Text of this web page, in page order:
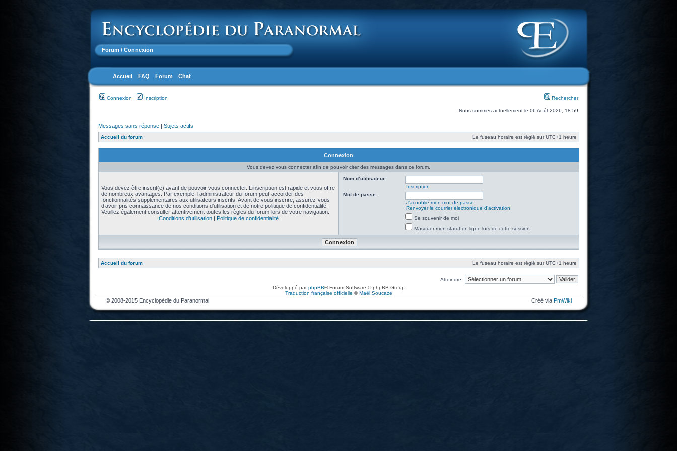
Forum / Connexion
Accueil FAQ Forum Chat
Connexion Inscription Rechercher
Nous sommes actuellement le 06 Août 2026, 18:59
Messages sans réponse| Sujets actifs
Accueil du forum Le fuseau horaire est réglé sur UTC+1 heure
Connexion
Vous devez vous connecter afin de pouvoir citer des messages dans ce forum.
Vous devez être inscrit(e) avant de pouvoir vous connecter. L’inscription est rapide et vous offre
de nombreux avantages. Par exemple, l’administrateur du forum peut accorder des
fonctionnalités supplémentaires aux utilisateurs inscrits. Avant de vous inscrire, assurez-vous
d’avoir pris connaissance de nos conditions d’utilisation et de notre politique de confidentialité.
Veuillez également consulter attentivement toutes les règles du forum lors de votre navigation.
Conditions d’utilisation| Politique de confidentialité
Nom d’utilisateur:
Inscription
Mot de passe:
J’ai oublié mon mot de passe
Renvoyer le courrier électronique d’activation
Se souvenir de moi
Masquer mon statut en ligne lors de cette session
Accueil du forum Le fuseau horaire est réglé sur UTC+1 heure
Atteindre:
Développé parphpBB® Forum Software © phpBB Group
Traduction française officielle ©Maël Soucaze
© 2008-2015 Encyclopédie du Paranormal Créé via PmWiki